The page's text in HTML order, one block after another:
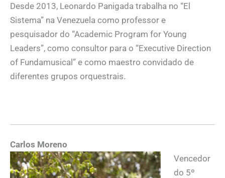
Desde 2013, Leonardo Panigada trabalha no “El
Sistema” na Venezuela como professor e
pesquisador do “Academic Program for Young
Leaders”, como consultor para o “Executive Direction
of Fundamusical” e como maestro convidado de
diferentes grupos orquestrais.
Carlos Moreno
Vencedor
do 5º